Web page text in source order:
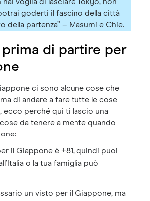
hai voglia di lasciare Tokyo, non
goderti il fascino della città
della partenza” – Masumi e Chie.
di partire per
ci sono alcune cose che
di andare a fare tutte le cose
ecco perché qui ti lascio una
da tenere a mente quando
il Giappone è +81, quindi puoi
o la tua famiglia può
un visto per il Giappone, ma